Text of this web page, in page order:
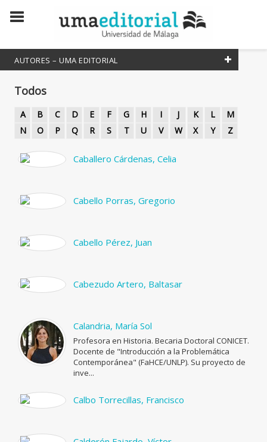
AUTORES – UMA EDITORIAL
Todos
Escritor
Traductor
Todos
A B C D E F G H I J K L
M
N
O P Q R S T U V W X Y Z
Caballero Cárdenas, Celia
Cabello Porras, Gregorio
Cabello Pérez, Juan
Cabezudo Artero, Baltasar
Calandria, María Sol
Profesora en Historia. Becaria Doctoral CONICET.
Docente de "Introducción a la Problemática
Contemporánea" (FaHCE/UNLP). Su proyecto de
inve...
Calbo Torrecillas, Francisco